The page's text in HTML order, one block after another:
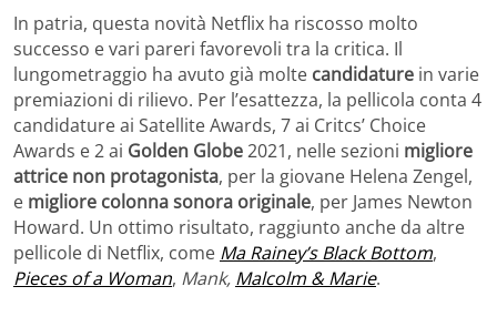
In patria, questa novità Netflix ha riscosso molto
successo e vari pareri favorevoli tra la critica. Il
lungometraggio ha avuto già molte candidature in varie
premiazioni di rilievo. Per l’esattezza, la pellicola conta 4
candidature ai Satellite Awards, 7 ai Critcs’ Choice
Awards e 2 ai Golden Globe2021, nelle sezioni migliore
attrice non protagonista, per la giovane Helena Zengel,
e migliore colonna sonora originale, per James Newton
Howard. Un ottimo risultato, raggiunto anche da altre
pellicole di Netflix, come Ma Rainey’s Black Bottom,
Pieces of a Woman, Mank, Malcolm & Marie.